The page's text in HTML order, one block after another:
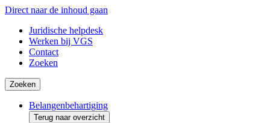
Direct naar de inhoud gaan
Juridische helpdesk
Werken bij VGS
Contact
Zoeken
Zoeken
Belangenbehartiging
Terug naar overzicht